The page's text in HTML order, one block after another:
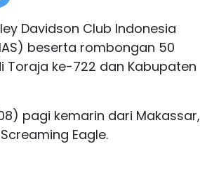
Davidson Club Indonesia
beserta rombongan 50
Toraja ke-722 dan Kabupaten
pagi kemarin dari Makassar,
Eagle.